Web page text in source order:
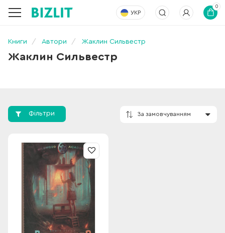
УКР
0
Книги Автори Жаклин Сильвестр
Жаклин Сильвестр
Фільтри